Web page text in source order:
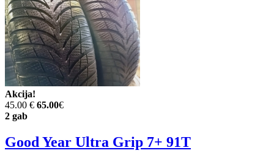
Akcija!
45.00 € 65.00€
2 gab
Good Year Ultra Grip 7+ 91T